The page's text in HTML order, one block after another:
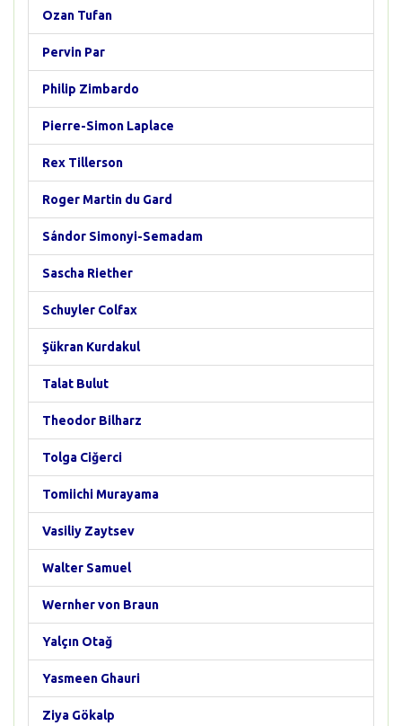
Ozan Tufan
Pervin Par
Philip Zimbardo
Pierre-Simon Laplace
Rex Tillerson
Roger Martin du Gard
Sándor Simonyi-Semadam
Sascha Riether
Schuyler Colfax
Şükran Kurdakul
Talat Bulut
Theodor Bilharz
Tolga Ciğerci
Tomiichi Murayama
Vasiliy Zaytsev
Walter Samuel
Wernher von Braun
Yalçın Otağ
Yasmeen Ghauri
Ziya Gökalp